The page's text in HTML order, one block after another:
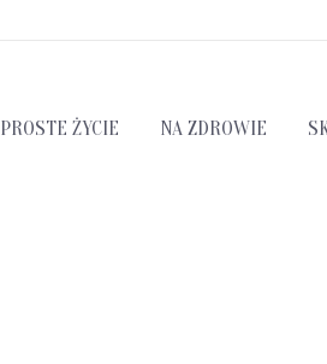
PROSTE ŻYCIE NA ZDROWIE